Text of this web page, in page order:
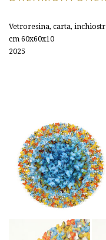
Vetroresina, carta,
cm 60x60x10
2025